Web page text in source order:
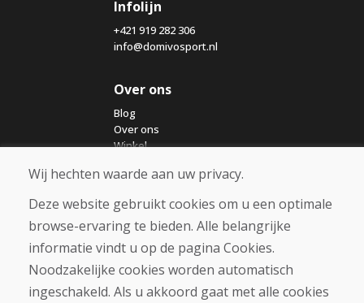
Infolijn
+421 919 282 306
info@domivosport.nl
Over ons
Blog
Over ons
Winkel
Aankoop
Eshop
Algemene voorwaarden
Vervoer
Betaling
Klacht
Wij hechten waarde aan uw privacy.
Deze website gebruikt cookies om u een optimale
browse-ervaring te bieden. Alle belangrijke
informatie vindt u op de pagina Cookies.
Noodzakelijke cookies worden automatisch
ingeschakeld. Als u akkoord gaat met alle cookies